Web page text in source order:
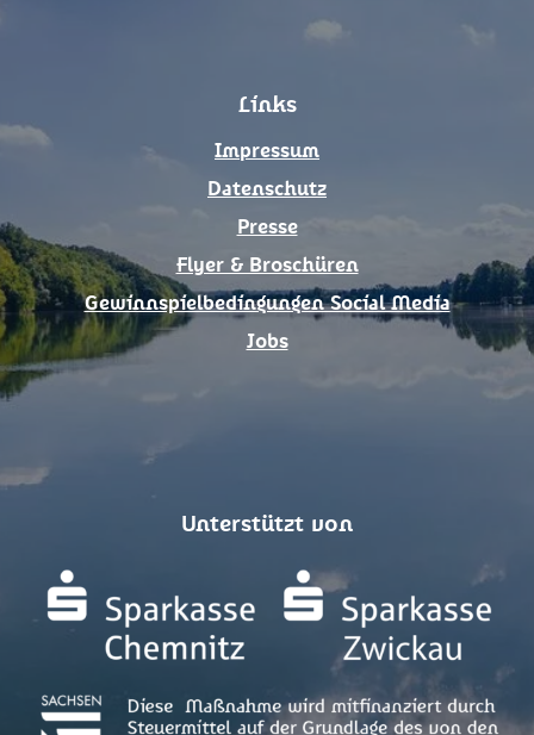
o
Links
Impressum
Datenschutz
Presse
Flyer & Broschüren
Gewinnspielbedingungen Social Media
Jobs
Unterstützt von